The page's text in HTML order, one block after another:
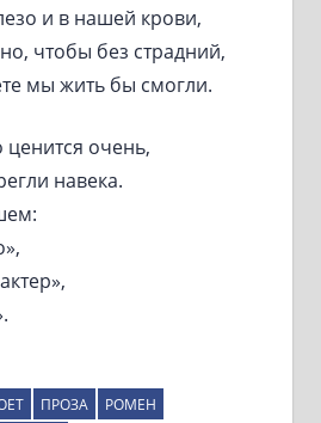
и в нашей крови,
чтобы без страдний,
мы жить бы смогли.
очень,
навека.
ПРОЗА РОМЕН